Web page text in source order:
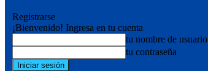
Registrarse
¡Bienvenido! Ingresa en tu cuenta
tu nombre de usuario
tu contraseña